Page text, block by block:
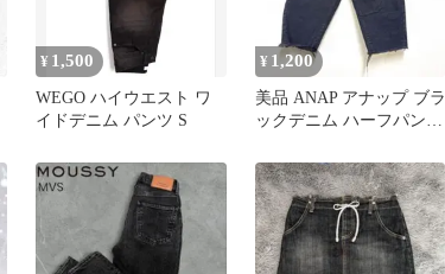
¥ 1,500
WEGO ハイウエスト ワ
イドデニム パンツ S
¥ 1,200
美品 ANAP アナップ ブラ
ックデニム ハーフパンツ